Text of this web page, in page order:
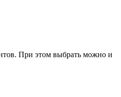
При этом выбрать можно и